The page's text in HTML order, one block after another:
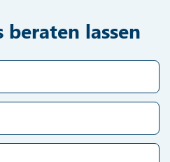
lassen